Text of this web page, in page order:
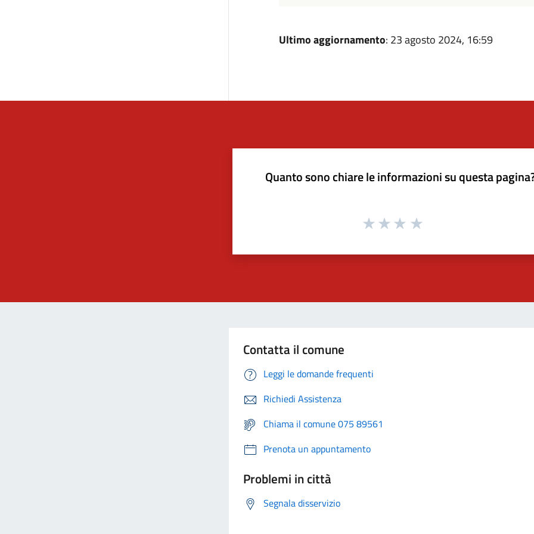
Ultimo aggiornamento: 23 agosto 2024, 16:59
Quanto sono chiare le informazioni su questa
Contatta il comune
Leggi le domande frequenti
Richiedi Assistenza
Chiama il comune 075 89561
Prenota un appuntamento
Problemi in città
Segnala disservizio